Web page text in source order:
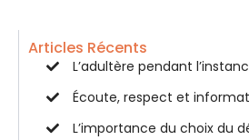
Articles Récents
L’adultère pendant
Écoute, respect et
L’importance du choix du